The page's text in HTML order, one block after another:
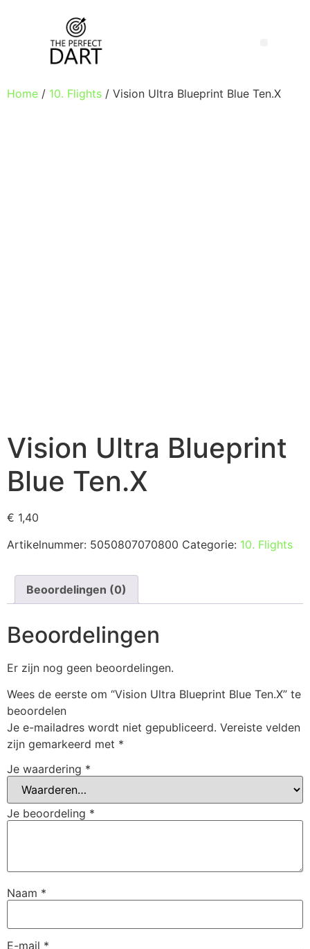
Home / 10. Flights / Vision Ultra Blueprint Blue Ten.X
Vision Ultra Blueprint
Blue Ten.X
€ 1,40
Artikelnummer: 5050807070800 Categorie: 10. Flights
Beoordelingen (0)
Beoordelingen
Er zijn nog geen beoordelingen.
Wees de eerste om “Vision Ultra Blueprint Blue Ten.X” te
beoordelen
Je e-mailadres wordt niet gepubliceerd. Vereiste velden
zijn gemarkeerd met *
Je waardering *
Je beoordeling *
Naam *
E-mail *